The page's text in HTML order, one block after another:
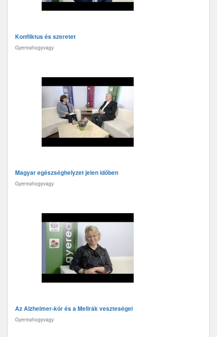
Konfliktus és szeretet
Gyereahogyvagy
Magyar egészséghelyzet jelen időben
Gyereahogyvagy
Az Alzheimer-kór és a Mellrák veszteségei
Gyereahogyvagy